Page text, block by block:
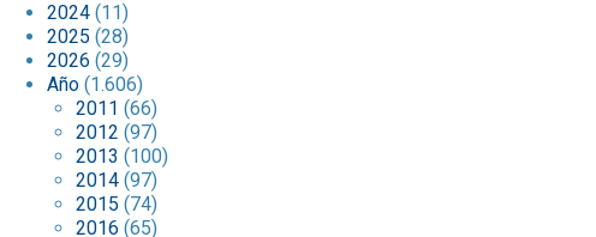
2024 (11)
2025 (28)
2026 (29)
Año (1.606)
2011 (66)
2012 (97)
2013 (100)
2014 (97)
2015 (74)
2016 (65)